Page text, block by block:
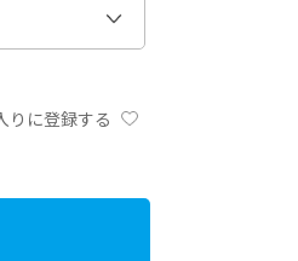
りに登録する